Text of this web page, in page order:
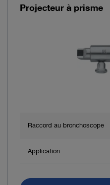
Projecteur à prisme
Raccord au bronchoscope
Application